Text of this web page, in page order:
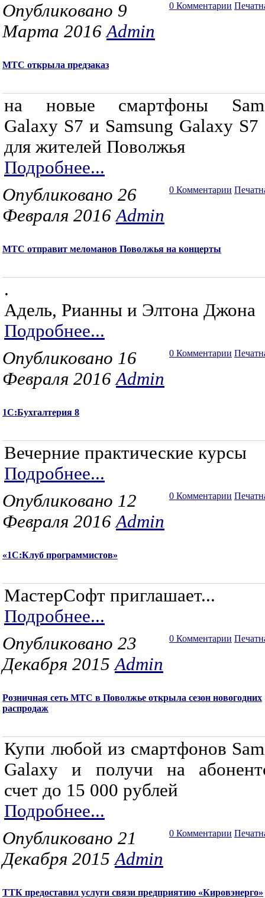
0 Комментарии
Опубликовано 9
Марта 2016Admin
МТС открыла предзаказ
на новые смартфоны
Galaxy S7 и Samsung Galaxy S7
для жителей Поволжья
Подробнее...
0 Комментарии
Опубликовано 26
Февраля 2016Admin
МТС отправит меломанов Поволжья на концерты
.
Адель, Рианны и Элтона Джона
Подробнее...
0 Комментарии
Опубликовано 16
Февраля 2016Admin
1С:Бухгалтерия 8
Вечерние практические курсы
Подробнее...
0 Комментарии
Опубликовано 12
Февраля 2016Admin
«1С:Клуб программистов»
МастерСофт приглашает...
Подробнее...
0 Комментарии
Опубликовано 23
Декабря 2015Admin
Розничная сеть МТС в Поволжье открыла сезон новогодних
распродаж
Купи любой из смартфонов
Galaxy и получи на
счет до 15 000 рублей
Подробнее...
0 Комментарии
Опубликовано 21
Декабря 2015Admin
ТТК предоставил услуги связи предприятию «Кировэнерго»